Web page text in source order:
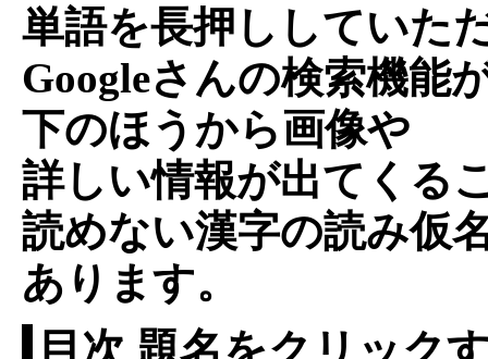
単語を長押ししていた
Googleさんの検索機能
下のほうから画像や
詳しい情報が出てくる
読めない漢字の読み仮
あります。